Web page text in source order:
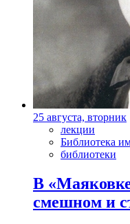
25 августа, вторник
лекции
Библиотека
библиотеки
В
смешном и